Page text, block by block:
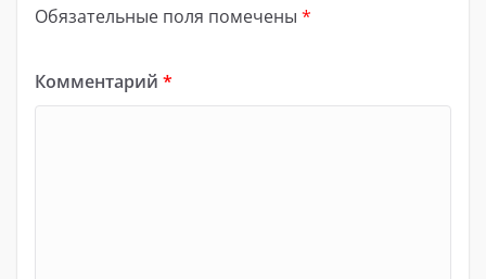
Обязательные поля помечены *
Комментарий *